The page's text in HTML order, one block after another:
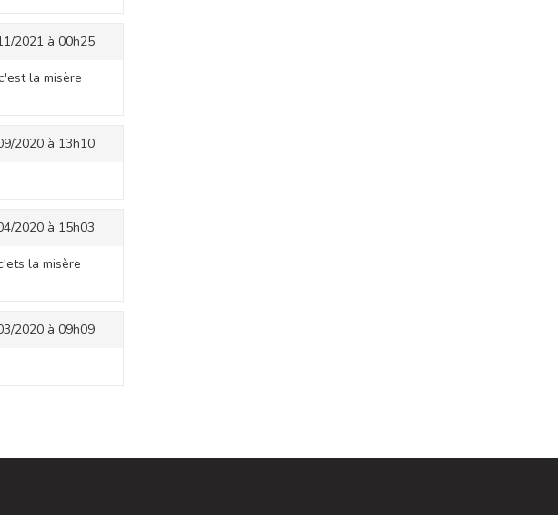
2021 à 00h25
la misère
2020 à 13h10
2020 à 15h03
la misère
2020 à 09h09